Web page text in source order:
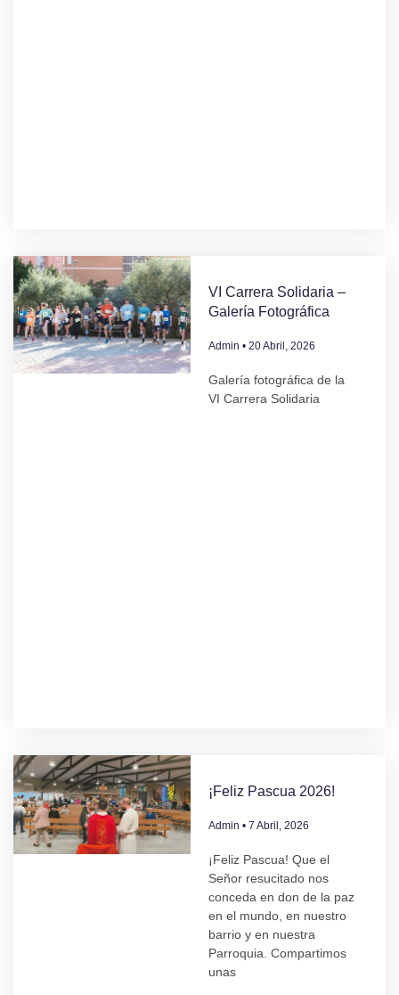
VI Carrera Solidaria –
Galería Fotográfica
Admin 20 Abril, 2026
Galería fotográfica de la
VI Carrera Solidaria
¡Feliz Pascua 2026!
Admin 7 Abril, 2026
¡Feliz Pascua! Que el
Señor resucitado nos
conceda en don de la paz
en el mundo, en nuestro
barrio y en nuestra
Parroquia. Compartimos
unas